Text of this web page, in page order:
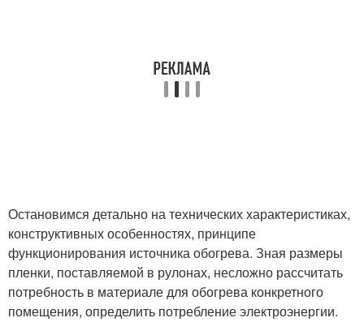
Остановимся детально на технических характеристиках,
конструктивных особенностях, принципе
функционирования источника обогрева. Зная размеры
пленки, поставляемой в рулонах, несложно рассчитать
потребность в материале для обогрева конкретного
помещения, определить потребление электроэнергии.